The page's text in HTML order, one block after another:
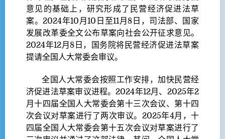
意见的基础上，研究形成了民营经济促进法草
案。2024年10月10日至11月8日，司法部、国家
发展改革委全文公布草案向社会公开征求意见。
2024年12月8日，国务院将民营经济促进法草案
提请全国人大常委会审议。
全国人大常委会按照工作安排，加快民营经
济促进法草案审议进程。2024年12月、2025年2
月十四届全国人大常委会第十三次会议、第十四
次会议对草案进行了两次审议。2025年4月，十
四届全国人大常委会第十五次会议对草案进行了